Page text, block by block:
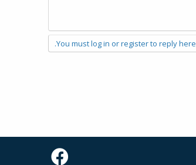
You must log in or register to reply here.